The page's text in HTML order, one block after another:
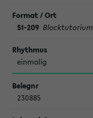
S1-209 Blocktutorium
einmalig
230885